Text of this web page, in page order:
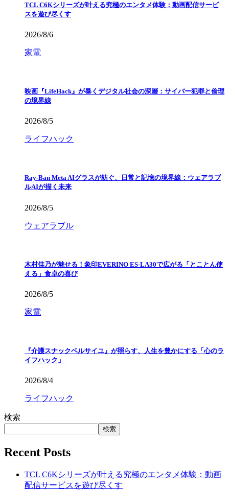
TCL C6Kシリーズが叶える究極のエンタメ体験：動画配信サービ
スを遊び尽くす
2026/8/6
家電
映画『LifeHack』が暴くデジタル社会の深層：サイバー犯罪と倫理
の境界線
2026/8/5
ライフハック
Ray-Ban Meta AIグラスが紡ぐ、日常と記憶の境界線：ウェアラブ
ルAIが描く未来
2026/8/5
ウェアラブル
木村佳乃が魅せる！象印EVERINO ES-LA30で広がる「とことん使
える」食卓の喜び
2026/8/5
家電
『介護スナックベルサイユ』が照らす、人生を豊かにする「心のラ
イフハック」
2026/8/4
ライフハック
検索
検索
Recent Posts
TCL C6Kシリーズが叶える究極のエンタメ体験：動画
配信サービスを遊び尽くす